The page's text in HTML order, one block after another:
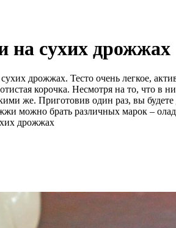
на сухих дрожжах
дрожжах. Тесто очень легкое,
корочка. Несмотря на то, что
же. Приготовив один раз, вы
можно брать различных марок –
дрожжах